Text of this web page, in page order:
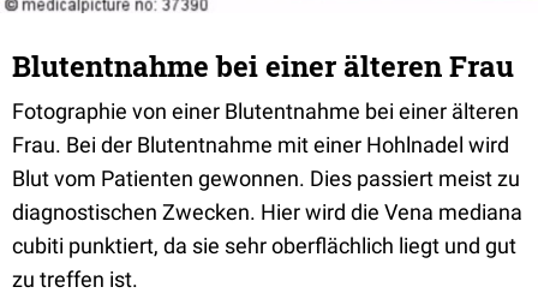
Blutentnahme bei einer älteren Frau
Fotographie von einer Blutentnahme bei einer älteren
Frau. Bei der Blutentnahme mit einer Hohlnadel wird
Blut vom Patienten gewonnen. Dies passiert meist zu
diagnostischen Zwecken. Hier wird die Vena mediana
cubiti punktiert, da sie sehr oberflächlich liegt und gut
zu treffen ist.